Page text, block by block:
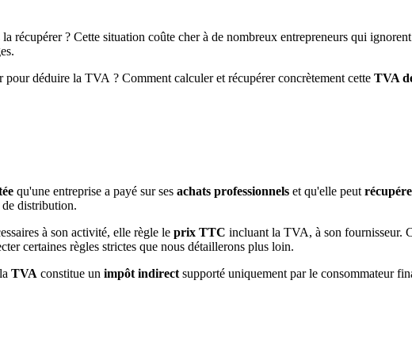
récupérer ? Cette situation coûte cher à de nombreux entrepreneurs qui
pour déduire la TVA ? Comment calculer et récupérer concrètement cette TVA
qu'une entreprise a payé sur ses achats professionnels et qu'elle peut
distribution.
à son activité, elle règle le prix TTC incluant la TVA, à son fournisseur.
certaines règles strictes que nous détaillerons plus loin.
la TVA constitue un impôt indirect supporté uniquement par le consommateur